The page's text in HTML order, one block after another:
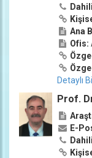
Ana
Ofis:
Detaylı
Prof.
E-